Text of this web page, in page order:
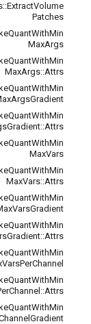
::ExtractVolume
Patches
QuantWithMin
MaxArgs
QuantWithMin
MaxArgs::Attrs
QuantWithMin
ArgsGradient
QuantWithMin
Gradient::Attrs
QuantWithMin
MaxVars
QuantWithMin
MaxVars::Attrs
QuantWithMin
VarsGradient
QuantWithMin
Gradient::Attrs
QuantWithMin
VarsPerChannel
QuantWithMin
Channel ::Attrs
QuantWithMin
Gradient